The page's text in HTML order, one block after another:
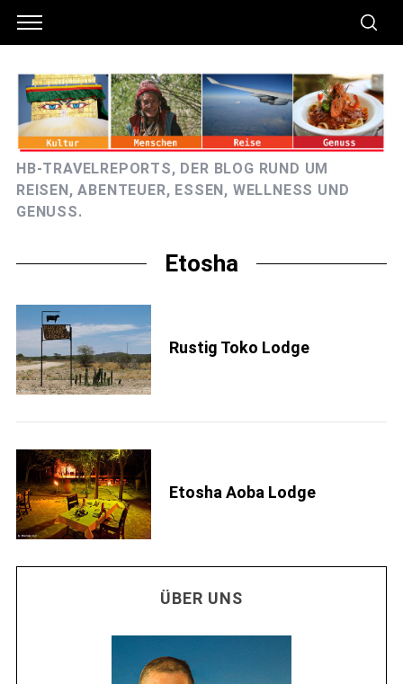
HB-TRAVELREPORTS, DER BLOG RUND UM
REISEN, ABENTEUER, ESSEN, WELLNESS UND
GENUSS.
Etosha
Rustig Toko Lodge
Etosha Aoba Lodge
ÜBER UNS